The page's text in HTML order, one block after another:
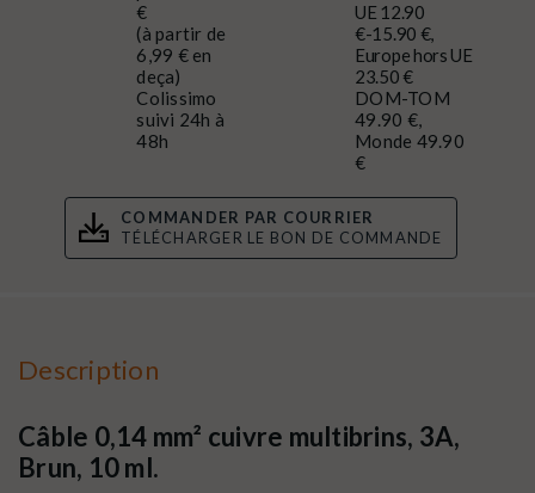
€
(à partir de
6,99 € en
deça)
Colissimo
suivi 24h à
48h
UE 12.90
€-15.90 €,
Europe hors UE
23.50 €
DOM-TOM
49.90 €,
Monde 49.90
€
COMMANDER PAR COURRIER
TÉLÉCHARGER LE BON DE COMMANDE
Description
Câble 0,14 mm² cuivre multibrins, 3A,
Brun, 10 ml.